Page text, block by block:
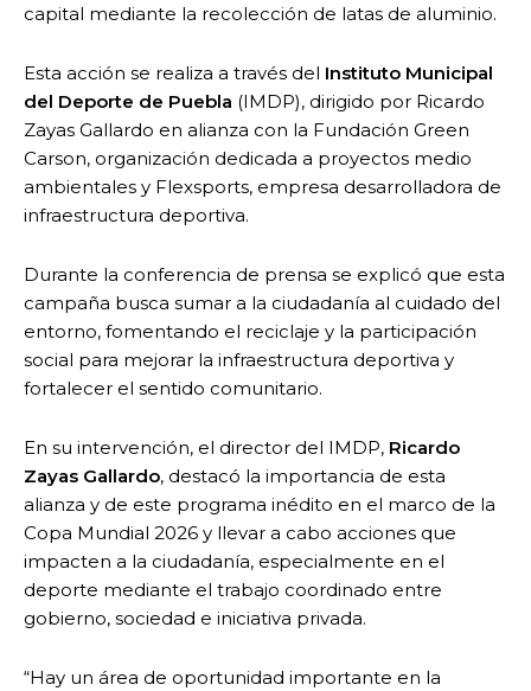
capital mediante la recolección de latas de aluminio.
Esta acción se realiza a través del Instituto Municipal
del Deporte de Puebla (IMDP), dirigido por Ricardo
Zayas Gallardo en alianza con la Fundación Green
Carson, organización dedicada a proyectos medio
ambientales y Flexsports, empresa desarrolladora de
infraestructura deportiva.
Durante la conferencia de prensa se explicó que esta
campaña busca sumar a la ciudadanía al cuidado del
entorno, fomentando el reciclaje y la participación
social para mejorar la infraestructura deportiva y
fortalecer el sentido comunitario.
En su intervención, el director del IMDP, Ricardo
Zayas Gallardo, destacó la importancia de esta
alianza y de este programa inédito en el marco de la
Copa Mundial 2026 y llevar a cabo acciones que
impacten a la ciudadanía, especialmente en el
deporte mediante el trabajo coordinado entre
gobierno, sociedad e iniciativa privada.
“Hay un área de oportunidad importante en la